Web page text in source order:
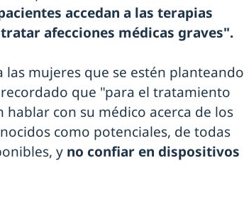
accedan a las terapias
afecciones médicas graves".
mujeres que se estén planteando
que "para el tratamiento
con su médico acerca de los
como potenciales, de todas
y no confiar en dispositivos